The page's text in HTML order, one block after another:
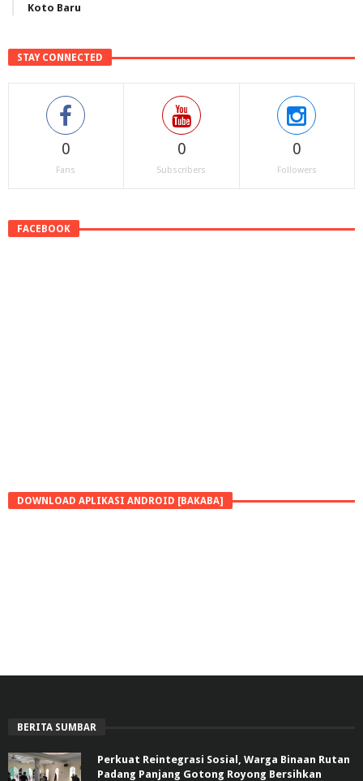
Koto Baru
STAY CONNECTED
0
Fans
0
Subscribers
0
Followers
FACEBOOK
DOWNLOAD APLIKASI ANDROID [BAKABA]
BERITA SUMBAR
Perkuat Reintegrasi Sosial, Warga Binaan Rutan
Padang Panjang Gotong Royong Bersihkan